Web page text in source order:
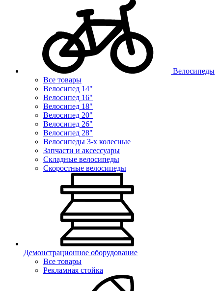
Велосипеды
Все товары
Велосипед 14"
Велосипед 16"
Велосипед 18"
Велосипед 20"
Велосипед 26"
Велосипед 28"
Велосипеды 3-х колесные
Запчасти и аксессуары
Складные велосипеды
Скоростные велосипеды
Демонстрационное оборудование
Все товары
Рекламная стойка